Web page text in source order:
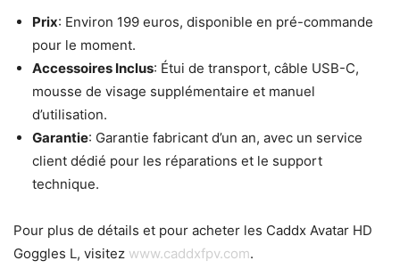
Prix: Environ 199 euros, disponible en pré-commande
pour le moment.
Accessoires Inclus: Étui de transport, câble USB-C,
mousse de visage supplémentaire et manuel
d’utilisation.
Garantie: Garantie fabricant d’un an, avec un service
client dédié pour les réparations et le support
technique.
Pour plus de détails et pour acheter les Caddx Avatar HD
Goggles L, visitez www.caddxfpv.com.